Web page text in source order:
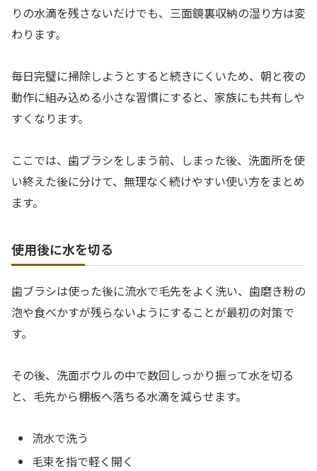
りの水滴を残さないだけでも、三面鏡裏収納の湿り方は変
わります。
毎日完璧に掃除しようとすると続きにくいため、朝と夜の
動作に組み込める小さな習慣にすると、家族にも共有しや
すくなります。
ここでは、歯ブラシをしまう前、しまった後、洗面所を使
い終えた後に分けて、無理なく続けやすい使い方をまとめ
ます。
使用後に水を切る
歯ブラシは使った後に流水で毛先をよく洗い、歯磨き粉の
泡や食べかすが残らないようにすることが最初の対策で
す。
その後、洗面ボウルの中で数回しっかり振って水を切る
と、毛先から棚板へ落ちる水滴を減らせます。
流水で洗う
毛束を指で軽く開く